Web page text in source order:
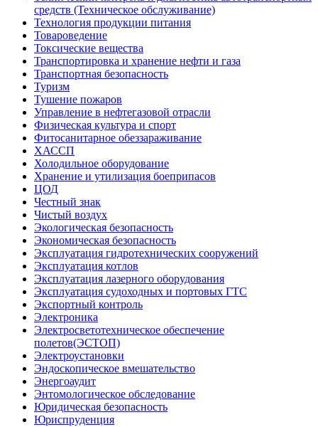
средств (Техническое обслуживание)
Технология продукции питания
Товароведение
Токсические вещества
Транспортировка и хранение нефти и газа
Транспортная безопасность
Туризм
Тушение пожаров
Управление в нефтегазовой отрасли
Физическая культура и спорт
Фитосанитарное обеззараживание
ХАССП
Холодильное оборудование
Хранение и утилизация боеприпасов
ЦОД
Честный знак
Чистый воздух
Экологическая безопасность
Экономическая безопасность
Эксплуатация гидротехнических сооружений
Эксплуатация котлов
Эксплуатация лазерного оборудования
Эксплуатация судоходных и портовых ГТС
Экспортный контроль
Электроника
Электросветотехническое обеспечение
полетов(ЭСТОП)
Электроустановки
Эндоскопическое вмешательство
Энергоаудит
Энтомологическое обследование
Юридическая безопасность
Юриспруденция